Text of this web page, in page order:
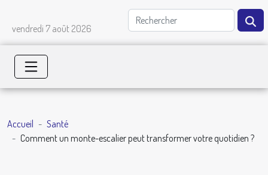
vendredi 7 août 2026
Accueil
Santé
Comment un monte-escalier peut transformer votre quotidien ?